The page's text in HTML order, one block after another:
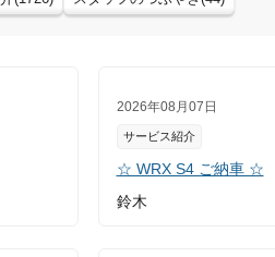
2026年08月07日
サービス紹介
☆ WRX S4 ご納車 ☆
鈴木